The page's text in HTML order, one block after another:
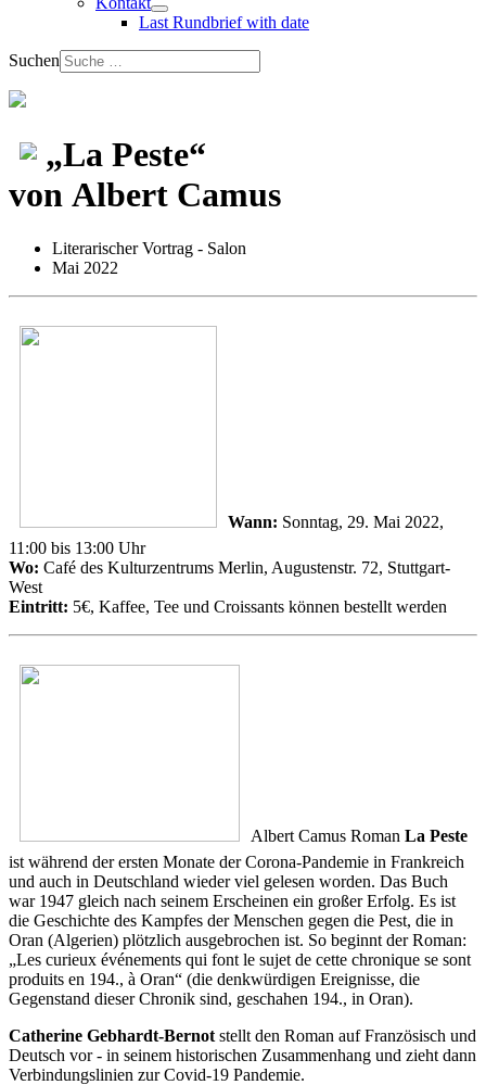
Last Rundbrief with date
Suchen
„La Peste“
von Albert Camus
Literarischer Vortrag - Salon
Mai 2022
Wann: Sonntag, 29. Mai 2022,
11:00 bis 13:00 Uhr
Wo: Café des Kulturzentrums Merlin, Augustenstr. 72, Stuttgart-
West
Eintritt: 5€, Kaffee, Tee und Croissants können bestellt werden
Albert Camus Roman La Peste
ist während der ersten Monate der Corona-Pandemie in Frankreich
und auch in Deutschland wieder viel gelesen worden. Das Buch
war 1947 gleich nach seinem Erscheinen ein großer Erfolg. Es ist
die Geschichte des Kampfes der Menschen gegen die Pest, die in
Oran (Algerien) plötzlich ausgebrochen ist. So beginnt der Roman:
„Les curieux événements qui font le sujet de cette chronique se sont
produits en 194., à Oran“ (die denkwürdigen Ereignisse, die
Gegenstand dieser Chronik sind, geschahen 194., in Oran).
Catherine Gebhardt-Bernot stellt den Roman auf Französisch und
Deutsch vor - in seinem historischen Zusammenhang und zieht dann
Verbindungslinien zur Covid-19 Pandemie.